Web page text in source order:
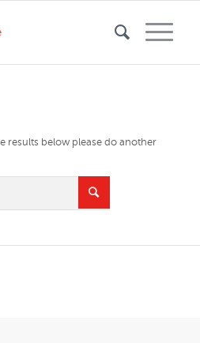
results below please do another